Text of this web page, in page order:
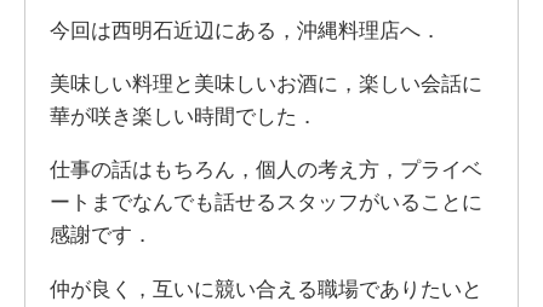
今回は西明石近辺にある，沖縄料理店へ．
美味しい料理と美味しいお酒に，楽しい会話に
華が咲き楽しい時間でした．
仕事の話はもちろん，個人の考え方，プライベ
ートまでなんでも話せるスタッフがいることに
感謝です．
仲が良く，互いに競い合える職場でありたいと